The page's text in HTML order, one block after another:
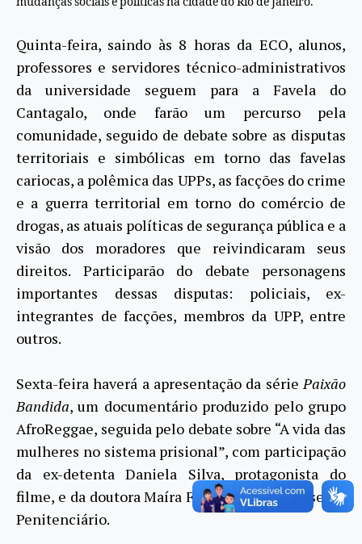
Quinta-feira, saindo às 8 horas da ECO, alunos,
professores e servidores técnico-administrativos
da universidade seguem para a Favela do
Cantagalo, onde farão um percurso pela
comunidade, seguido de debate sobre as disputas
territoriais e simbólicas em torno das favelas
cariocas, a polêmica das UPPs, as facções do crime
e a guerra territorial em torno do comércio de
drogas, as atuais políticas de segurança pública e a
visão dos moradores que reivindicaram seus
direitos. Participarão do debate personagens
importantes dessas disputas: policiais, ex-
integrantes de facções, membros da UPP, entre
outros.
Sexta-feira haverá a apresentação da série Paixão
Bandida, um documentário produzido pelo grupo
AfroReggae, seguida pelo debate sobre “A vida das
mulheres no sistema prisional”, com participação
da ex-detenta Daniela Silva, protagonista do
filme, e da doutora Maíra Fernandes, do Conselho
Penitenciário.